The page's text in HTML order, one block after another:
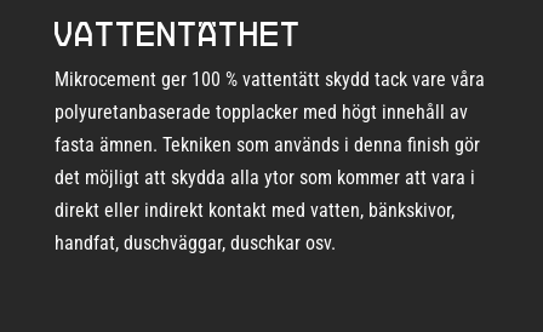
Vattentäthet
Mikrocement ger 100 % vattentätt skydd tack vare våra
polyuretanbaserade topplacker med högt innehåll av
fasta ämnen. Tekniken som används i denna finish gör
det möjligt att skydda alla ytor som kommer att vara i
direkt eller indirekt kontakt med vatten, bänkskivor,
handfat, duschväggar, duschkar osv.